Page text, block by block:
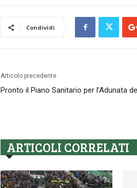
Condividi
Articolo precedente
Pronto il Piano Sanitario per l’Adunata
ARTICOLI CORRELATI